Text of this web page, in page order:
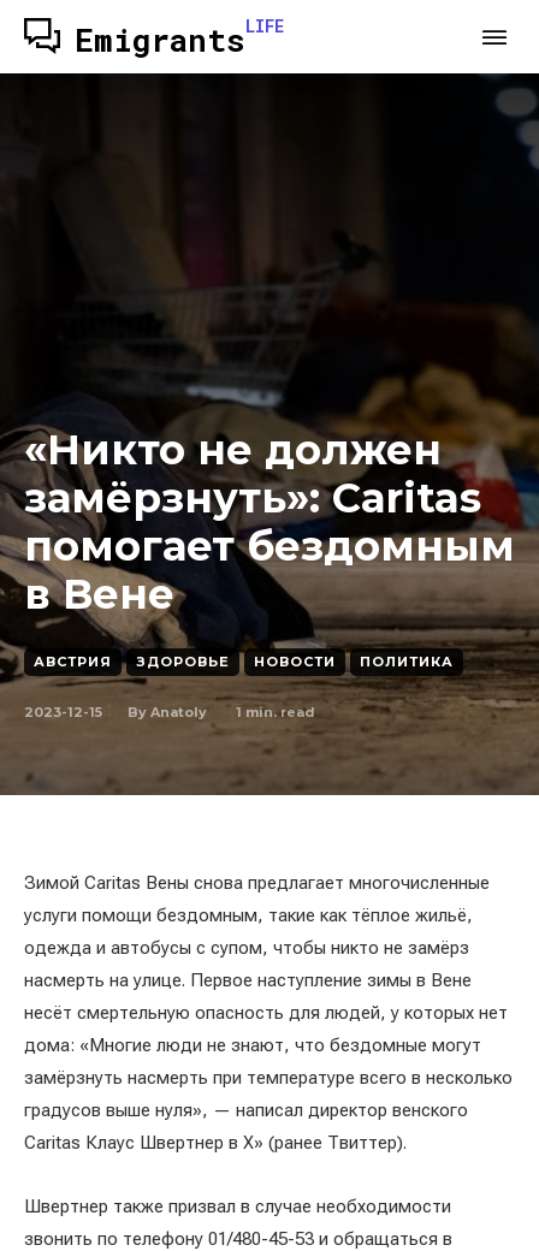
EmigrantsLIFE
«Никто не должен
замёрзнуть»: Caritas
помогает бездомным
в Вене
АВСТРИЯ ЗДОРОВЬЕ НОВОСТИ ПОЛИТИКА
2023-12-15 By Anatoly 1 min. read
Зимой Caritas Вены снова предлагает многочисленные
услуги помощи бездомным, такие как тёплое жильё,
одежда и автобусы с супом, чтобы никто не замёрз
насмерть на улице. Первое наступление зимы в Вене
несёт смертельную опасность для людей, у которых нет
дома: «Многие люди не знают, что бездомные могут
замёрзнуть насмерть при температуре всего в несколько
градусов выше нуля», — написал директор венского
Caritas Клаус Швертнер в X» (ранее Твиттер).
Швертнер также призвал в случае необходимости
звонить по телефону 01/480-45-53 и обращаться в